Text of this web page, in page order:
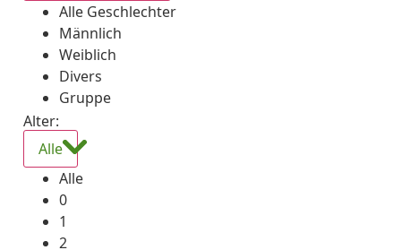
Alle Geschlechter
Männlich
Weiblich
Divers
Gruppe
Alter:
Alle
Alle
0
1
2